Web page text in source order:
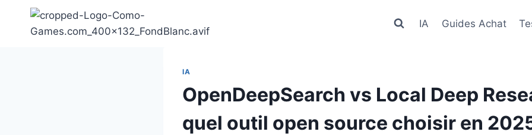
contenu
IA Guides Achat
IA
OpenDeepSearch vs Local Deep
quel outil open source choisir en